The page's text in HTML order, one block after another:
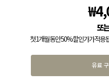
₩
첫 1개월 동안 50% 할인가가 적용
유료